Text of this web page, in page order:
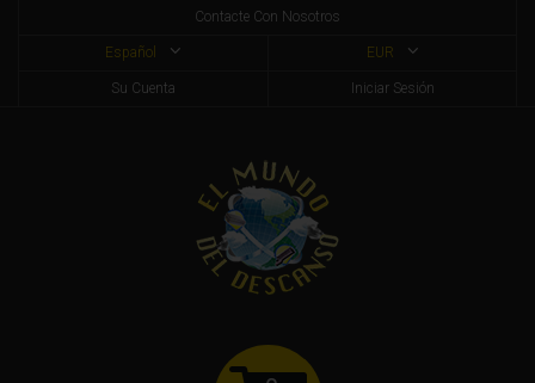
Contacte Con Nosotros
EUR
Español
Iniciar Sesión
Su Cuenta